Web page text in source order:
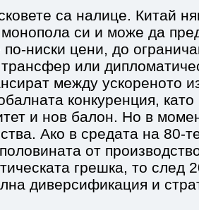
са налице. Китай
си и може да
ниски цени, до
трансфер или
между ускореното
конкуренция,
и нов балон. Но в
Ако в средата на 80-
от
грешка, то след
диверсификация и